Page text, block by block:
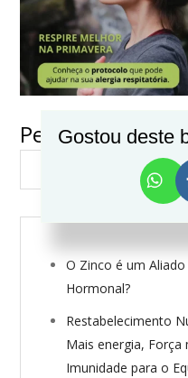
VER MAIS
Pesquisar
O Zinco é um
Hormonal?
Restabelecimento
Mais energia, Força
Imunidade para o
Gostou deste